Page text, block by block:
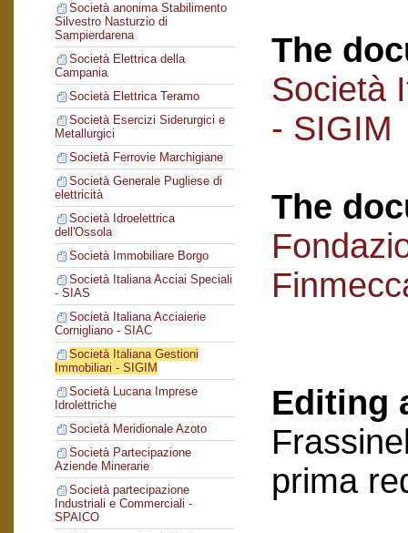
Società anonima Stabilimento
Silvestro Nasturzio di
Sampierdarena
Società Elettrica della
Campania
Società Elettrica Teramo
Società Esercizi Siderurgici e
Metallurgici
Società Ferrovie Marchigiane
Società Generale Pugliese di
elettricità
Società Idroelettrica
dell'Ossola
Società Immobiliare Borgo
Società Italiana Acciai Speciali
- SIAS
Società Italiana Acciaierie
Cornigliano - SIAC
Società Italiana Gestioni
Immobiliari - SIGIM
Società Lucana Imprese
Idrolettriche
Società Meridionale Azoto
Società Partecipazione
Aziende Minerarie
Società partecipazione
Industriali e Commerciali -
SPAICO
The
Società
- SIGIM
The
Editing
prima